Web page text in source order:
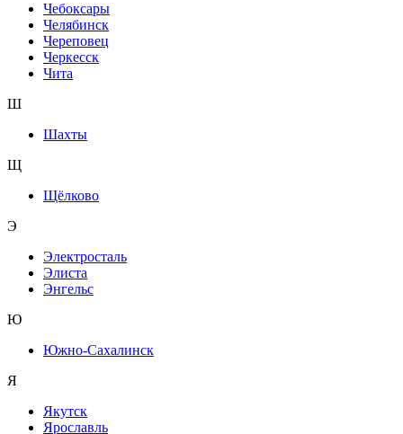
Чебоксары
Челябинск
Череповец
Черкесск
Чита
Ш
Шахты
Щ
Щёлково
Э
Электросталь
Элиста
Энгельс
Ю
Южно-Сахалинск
Я
Якутск
Ярославль